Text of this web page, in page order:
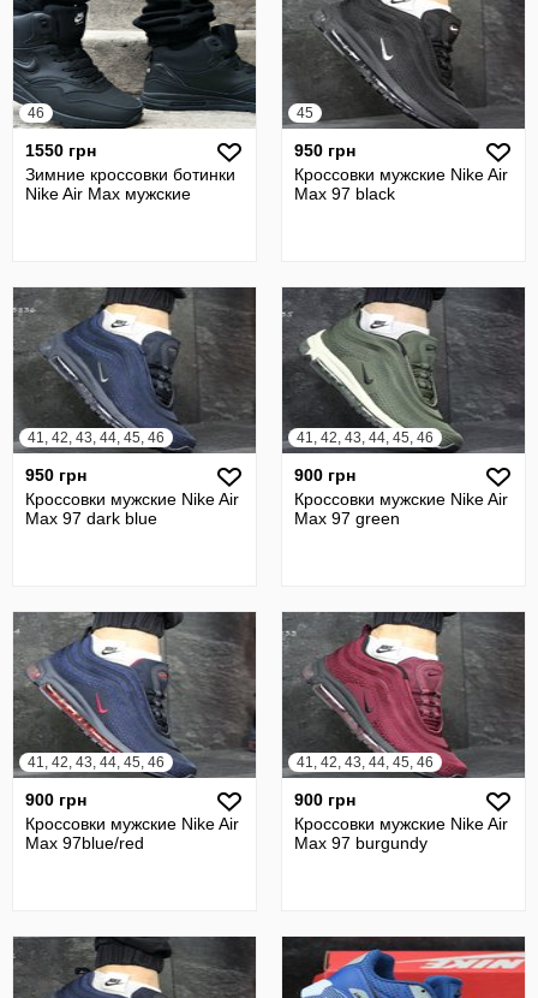
46
1550 грн
Зимние кроссовки ботинки
Nike Air Max мужские
45
950 грн
Кроссовки мужские Nike Air
Max 97 black
41, 42, 43, 44, 45, 46
950 грн
Кроссовки мужские Nike Air
Max 97 dark blue
41, 42, 43, 44, 45, 46
900 грн
Кроссовки мужские Nike Air
Max 97 green
41, 42, 43, 44, 45, 46
900 грн
Кроссовки мужские Nike Air
Max 97blue/red
41, 42, 43, 44, 45, 46
900 грн
Кроссовки мужские Nike Air
Max 97 burgundy